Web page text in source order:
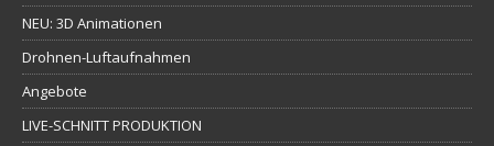
NEU: 3D Animationen
Drohnen-Luftaufnahmen
Angebote
LIVE-SCHNITT PRODUKTION